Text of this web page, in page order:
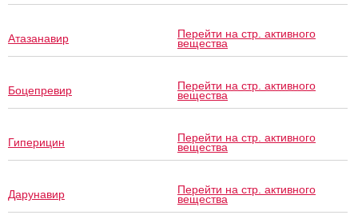
Атазанавир Перейти на стр. активного
вещества
Боцепревир Перейти на стр. активного
вещества
Гиперицин Перейти на стр. активного
вещества
Дарунавир Перейти на стр. активного
вещества